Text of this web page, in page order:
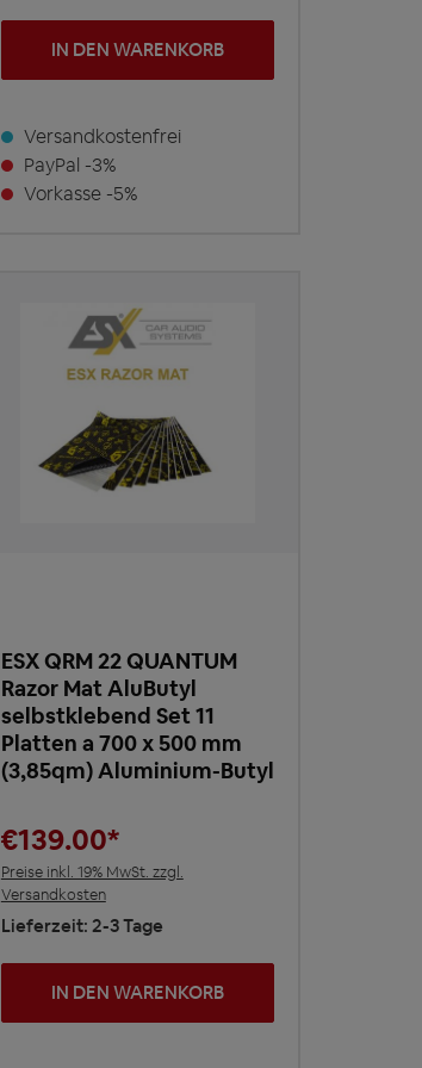
IN DEN WARENKORB
Versandkostenfrei
PayPal -3%
Vorkasse -5%
ESX QRM 22 QUANTUM
Razor Mat AluButyl
selbstklebend Set 11
Platten a 700 x 500 mm
(3,85qm) Aluminium-Butyl
€139.00*
Preise inkl. 19% MwSt. zzgl.
Versandkosten
Lieferzeit: 2-3 Tage
IN DEN WARENKORB